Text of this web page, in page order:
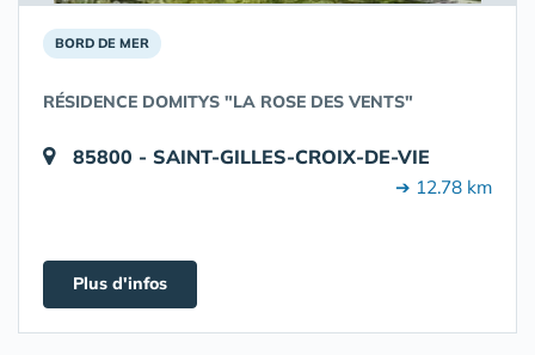
BORD DE MER
RÉSIDENCE DOMITYS "LA ROSE DES VENTS"
85800 - SAINT-GILLES-CROIX-DE-VIE
➔ 12.78 km
Plus d'infos